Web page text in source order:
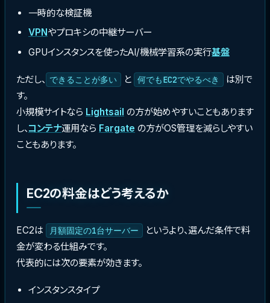
一時的な検証機
VPN やプロキシの中継サーバー
GPUインスタンスを使ったAI/機械学習系の実行基盤
ただし、 できることが多い と 何でもEC2でやるべき
は別で
す。
小規模サイトなら Lightsail の方が始めやすいこともあります
し、コンテナ運用なら Fargate の方がOS管理を減らしやすい
こともあります。
EC2の料金はどう考えるか
EC2は 月額固定の1台サーバー
というより、選んだ条件で料
金が変わる仕組みです。
代表的には次の要素が効きます。
インスタンスタイプ